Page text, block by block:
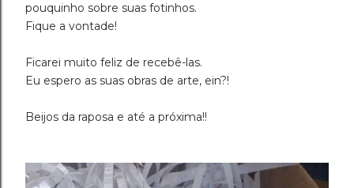
pouquinho sobre suas fotinhos.
Fique a vontade!
Ficarei muito feliz de recebê-las.
Eu espero as suas obras de arte, ein?!
Beijos da raposa e até a próxima!!